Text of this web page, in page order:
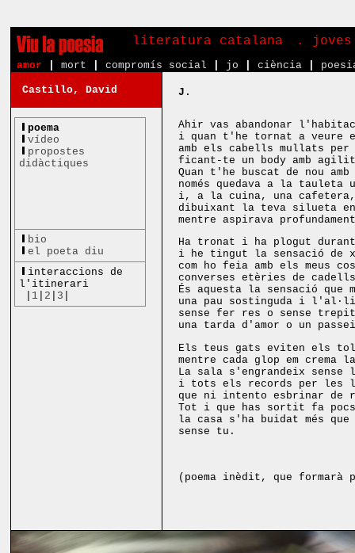
literatura catalana .
amor mort compromís social jo ciència
Castillo, David
poema
vídeo
propostes
didàctiques
bio
el poeta diu
interaccions de
l'itinerari
1 2 3
J.
Ahir vas abandonar
i quan t'he tornat a veure
amb els cabells mullats
ficant-te un body amb
Quan t'he buscat de nou
només quedava a la
i, a la cuina, una cafetera,
dibuixant la teva silueta
mentre aspirava
Ha tronat i ha plogut
i he tingut la sensació de
com ho feia amb els meus
converses etèries de
És aquesta la sensació que
una pau sostinguda i
sense fer res o sense
una tarda d'amor o un
Els teus gats eviten els
mentre cada glop em crema
La sala s'engrandeix sense
i tots els records per les
que ni intento esbrinar de
Tot i que has sortit fa
la casa s'ha buidat més que
sense tu.
(poema inèdit, que formarà